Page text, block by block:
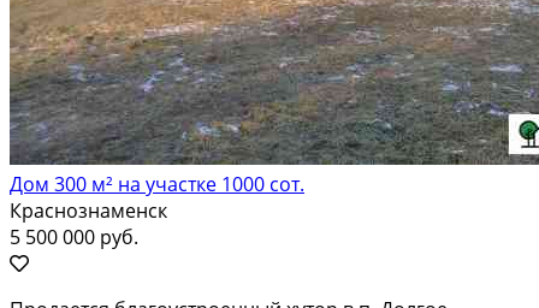
Дом 300 м² на участке 1000 сот.
Краснознаменск
5 500 000 руб.